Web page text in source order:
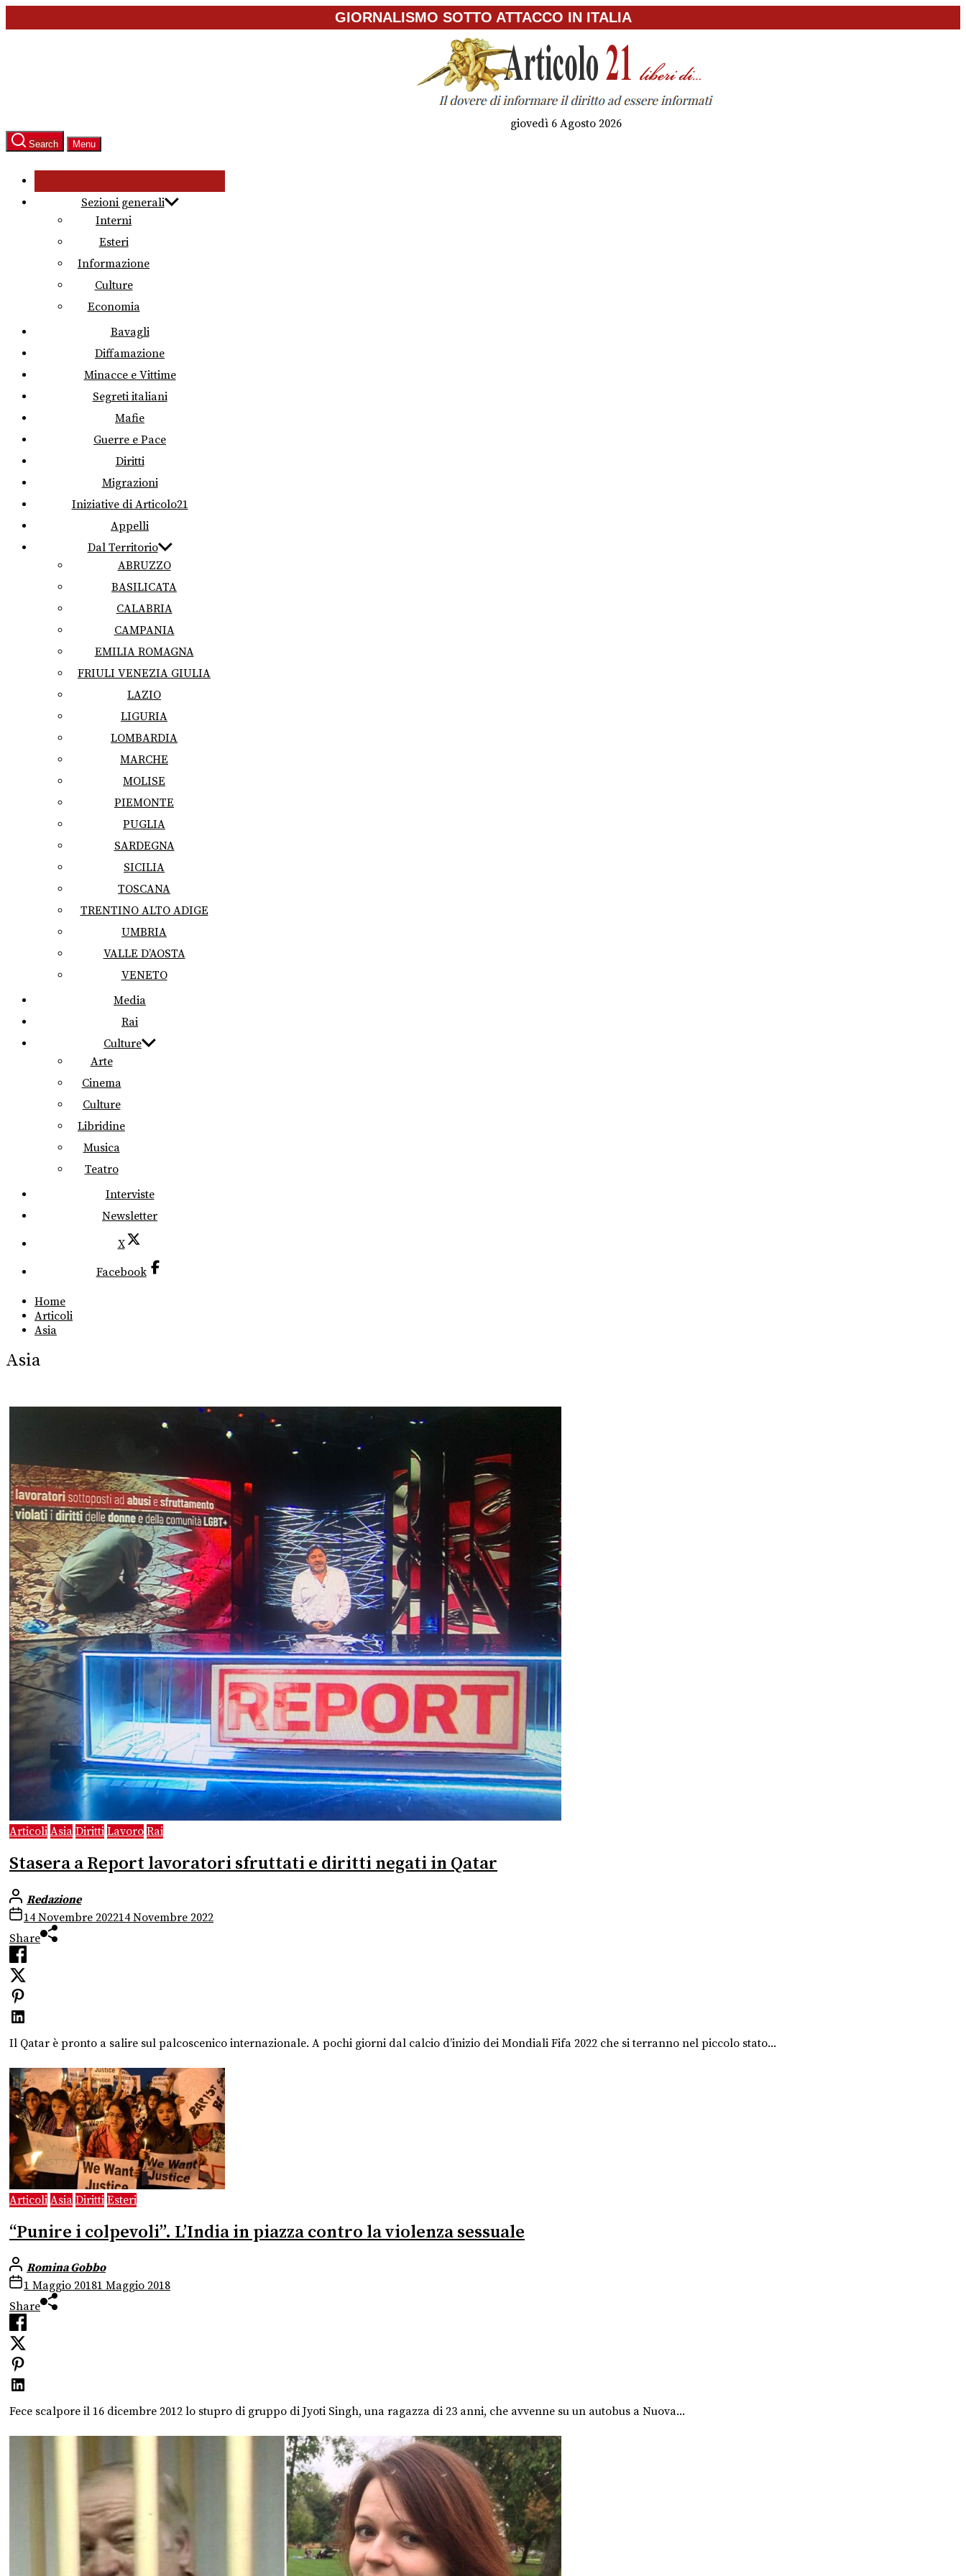
to
GIORNALISMO SOTTO ATTACCO IN ITALIA
giovedì 6 Agosto 2026
Search Menu
Sezioni generali
Interni
Esteri
Informazione
Culture
Economia
Bavagli
Diffamazione
Minacce e Vittime
Segreti italiani
Mafie
Guerre e Pace
Diritti
Migrazioni
Iniziative di Articolo21
Appelli
Dal Territorio
ABRUZZO
BASILICATA
CALABRIA
CAMPANIA
EMILIA ROMAGNA
FRIULI VENEZIA GIULIA
LAZIO
LIGURIA
LOMBARDIA
MARCHE
MOLISE
PIEMONTE
PUGLIA
SARDEGNA
SICILIA
TOSCANA
TRENTINO ALTO ADIGE
UMBRIA
VALLE D’AOSTA
VENETO
Media
Rai
Culture
Arte
Cinema
Culture
Libridine
Musica
Teatro
Interviste
Newsletter
X
Facebook
Home
Articoli
Asia
Asia
Articoli Asia Diritti Lavoro Rai
Stasera a Report lavoratori sfruttati e diritti negati in Qatar
Redazione
14 Novembre 202214 Novembre 2022
Share
Il Qatar è pronto a salire sul palcoscenico internazionale. A pochi giorni dal calcio d’inizio dei Mondiali Fifa 2022 che si terranno nel piccolo stato...
Articoli Asia Diritti Esteri
“Punire i colpevoli”. L’India in piazza contro la violenza sessuale
Romina Gobbo
1 Maggio 20181 Maggio 2018
Share
Fece scalpore il 16 dicembre 2012 lo stupro di gruppo di Jyoti Singh, una ragazza di 23 anni, che avvenne su un autobus a Nuova...